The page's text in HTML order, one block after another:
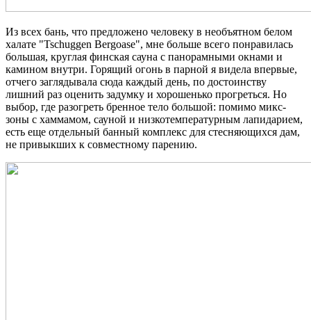
Из всех бань, что предложено человеку в необъятном белом
халате "Tschuggen Bergoase", мне больше всего понравилась
большая, круглая финская сауна с панорамными окнами и
камином внутри. Горящий огонь в парной я видела впервые,
отчего заглядывала сюда каждый день, по достоинству
лишний раз оценить задумку и хорошенько прогреться. Но
выбор, где разогреть бренное тело большой: помимо микс-
зоны с хаммамом, сауной и низкотемпературным лапидарием,
есть еще отдельный банный комплекс для стесняющихся дам,
не привыкших к совместному парению.